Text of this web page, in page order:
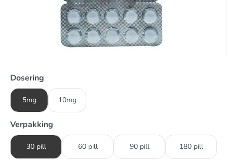
Dosering
5mg 10mg
Verpakking
30 pill 60 pill 90 pill 180 pill